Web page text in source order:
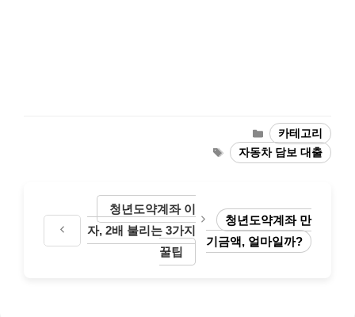
카
테
고
카테고리
태
그
자동차 담보 대출
청년도약계좌 이
자, 2배 불리는 3가지
꿀팁
청년도약계좌 만
기금액, 얼마일까?